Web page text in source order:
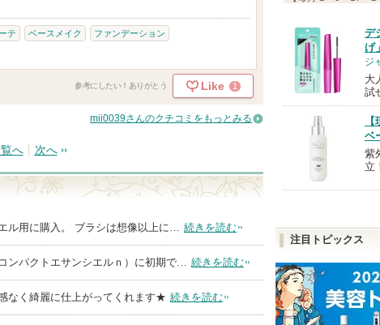
テ ベースメイク ファンデーション
参考にしたい！ありがとう Like 1
mii0039さんのクチコミをもっとみる
へ 次へ
ル用に購入。 ブラシは想像以上に… 続きを読む
ンパクトエサンシエルｎ）に初期で… 続きを読む
なく綺麗に仕上がってくれます★ 続きを読む
デ
げ
ジ
大
試
ベ
紫
立
注目トピックス